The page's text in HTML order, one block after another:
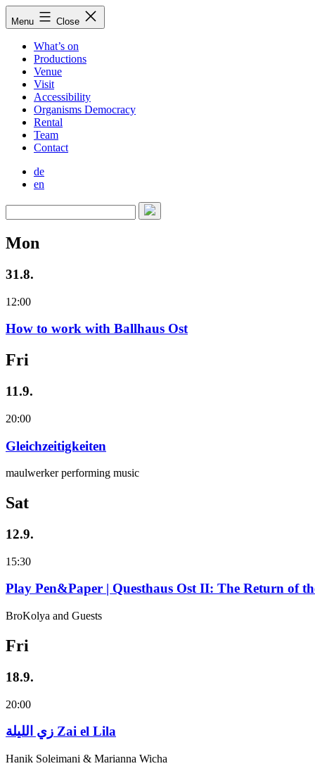
Skip
toMenu Close
What’s on
Productions
Venue
Visit
Accessibility
Organisms Democracy
Rental
Team
Contact
de
en
Mon
31.8.
12:00
How to work with Ballhaus Ost
Fri
11.9.
20:00
Gleichzeitigkeiten
maulwerker performing music
Sat
12.9.
15:30
Play Pen&Paper | Questhaus Ost II: The Return of
BroKolya and Guests
Fri
18.9.
20:00
زي‌ اللیلة Zai el Lila
Hanik Soleimani & Marianna Wicha